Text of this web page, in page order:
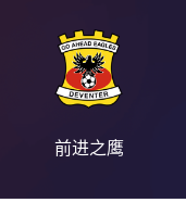
前进之鹰